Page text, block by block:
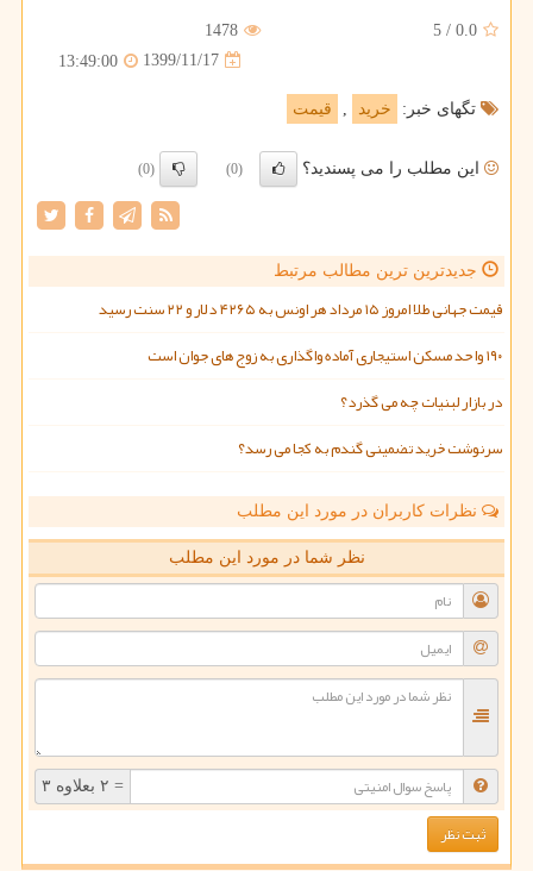
0.0
/
5
1478
1399/11/17
13:49:00
تگهای خبر: خرید , قیمت
این مطلب را می پسندید؟ (0)
(0)
جدیدترین ترین مطالب مرتبط
قیمت جهانی طلا امروز ۱۵ مرداد هر اونس به ۴۲۶۵ دلار و ۲۲ سنت رسید
۱۹۰ واحد مسکن استیجاری آماده واگذاری به زوج های جوان است
در بازار لبنیات چه می گذرد؟
سرنوشت خرید تضمینی گندم به کجا می رسد؟
نظرات کاربران در مورد این مطلب
نظر شما در مورد این مطلب
= ۲ بعلاوه ۳